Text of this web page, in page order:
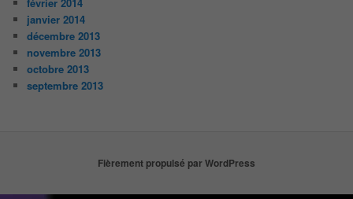
février 2014
janvier 2014
décembre 2013
novembre 2013
octobre 2013
septembre 2013
Fièrement propulsé par WordPress